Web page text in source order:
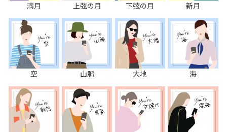
満月 上弦の月 下弦の月 新月
空 山脈 大地 海